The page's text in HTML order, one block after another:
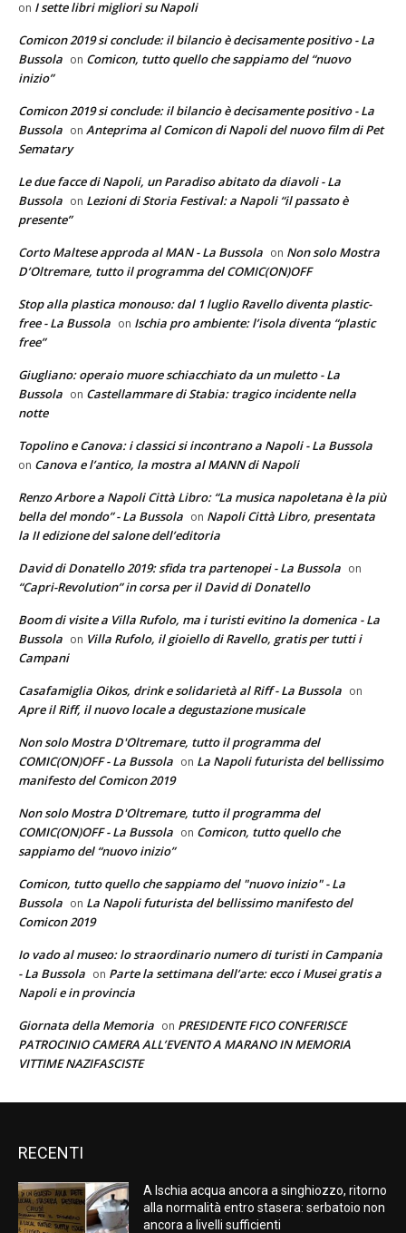
on I sette libri migliori su Napoli
Comicon 2019 si conclude: il bilancio è decisamente positivo - La
Bussola on Comicon, tutto quello che sappiamo del “nuovo
inizio”
Comicon 2019 si conclude: il bilancio è decisamente positivo - La
Bussola on Anteprima al Comicon di Napoli del nuovo film di Pet
Sematary
Le due facce di Napoli, un Paradiso abitato da diavoli - La
Bussola on Lezioni di Storia Festival: a Napoli “il passato è
presente”
Corto Maltese approda al MAN - La Bussola on Non solo Mostra
D’Oltremare, tutto il programma del COMIC(ON)OFF
Stop alla plastica monouso: dal 1 luglio Ravello diventa plastic-
free - La Bussola on Ischia pro ambiente: l’isola diventa “plastic
free”
Giugliano: operaio muore schiacchiato da un muletto - La
Bussola on Castellammare di Stabia: tragico incidente nella
notte
Topolino e Canova: i classici si incontrano a Napoli - La Bussola
on Canova e l’antico, la mostra al MANN di Napoli
Renzo Arbore a Napoli Città Libro: “La musica napoletana è la più
bella del mondo” - La Bussola on Napoli Città Libro, presentata
la II edizione del salone dell’editoria
David di Donatello 2019: sfida tra partenopei - La Bussola on
“Capri-Revolution” in corsa per il David di Donatello
Boom di visite a Villa Rufolo, ma i turisti evitino la domenica - La
Bussola on Villa Rufolo, il gioiello di Ravello, gratis per tutti i
Campani
Casafamiglia Oikos, drink e solidarietà al Riff - La Bussola on
Apre il Riff, il nuovo locale a degustazione musicale
Non solo Mostra D'Oltremare, tutto il programma del
COMIC(ON)OFF - La Bussola on La Napoli futurista del bellissimo
manifesto del Comicon 2019
Non solo Mostra D'Oltremare, tutto il programma del
COMIC(ON)OFF - La Bussola on Comicon, tutto quello che
sappiamo del “nuovo inizio”
Comicon, tutto quello che sappiamo del "nuovo inizio" - La
Bussola on La Napoli futurista del bellissimo manifesto del
Comicon 2019
Io vado al museo: lo straordinario numero di turisti in Campania
- La Bussola on Parte la settimana dell’arte: ecco i Musei gratis a
Napoli e in provincia
Giornata della Memoria on PRESIDENTE FICO CONFERISCE
PATROCINIO CAMERA ALL’EVENTO A MARANO IN MEMORIA
VITTIME NAZIFASCISTE
RECENTI
A Ischia acqua ancora a singhiozzo, ritorno
alla normalità entro stasera: serbatoio non
ancora a livelli sufficienti